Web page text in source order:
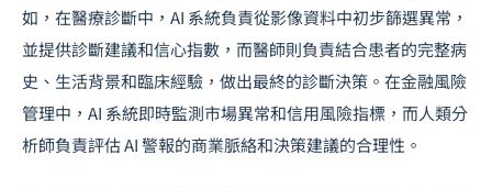
如，在醫療診斷中，AI 系統負責從影像資料中初步篩選異常，
並提供診斷建議和信心指數，而醫師則負責結合患者的完整病
史、生活背景和臨床經驗，做出最終的診斷決策。在金融風險
管理中，AI 系統即時監測市場異常和信用風險指標，而人類分
析師負責評估 AI 警報的商業脈絡和決策建議的合理性。